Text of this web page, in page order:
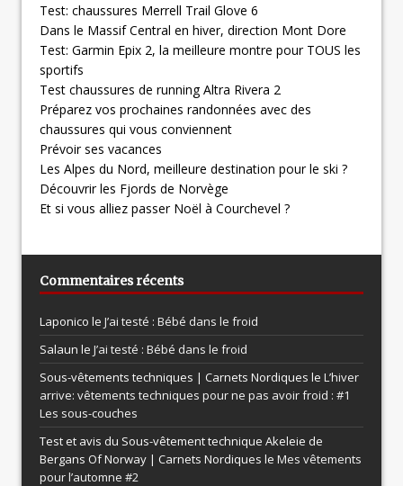
Test: chaussures Merrell Trail Glove 6
Dans le Massif Central en hiver, direction Mont Dore
Test: Garmin Epix 2, la meilleure montre pour TOUS les
sportifs
Test chaussures de running Altra Rivera 2
Préparez vos prochaines randonnées avec des
chaussures qui vous conviennent
Prévoir ses vacances
Les Alpes du Nord, meilleure destination pour le ski ?
Découvrir les Fjords de Norvège
Et si vous alliez passer Noël à Courchevel ?
Commentaires récents
Laponico le J’ai testé : Bébé dans le froid
Salaun le J’ai testé : Bébé dans le froid
Sous-vêtements techniques | Carnets Nordiques le L’hiver
arrive: vêtements techniques pour ne pas avoir froid : #1
Les sous-couches
Test et avis du Sous-vêtement technique Akeleie de
Bergans Of Norway | Carnets Nordiques le Mes vêtements
pour l’automne #2